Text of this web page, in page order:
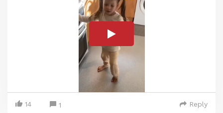
14 1 Reply